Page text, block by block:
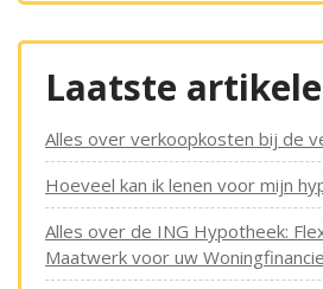
Laatste
Alles over verkoopkosten bij de
Hoeveel kan ik lenen voor mijn
Alles over de ING Hypotheek:
Maatwerk voor uw